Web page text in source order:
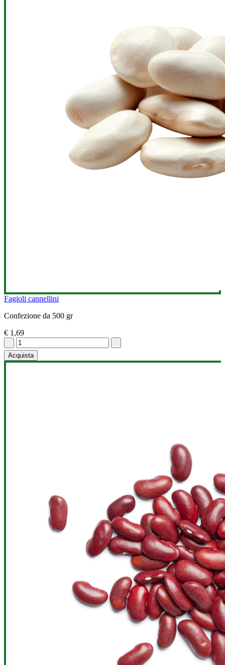
Fagioli cannellini
Confezione da 500 gr
€ 1,69
Acquista